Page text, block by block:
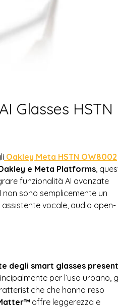
Glasses HSTN
Oakley Meta HSTN OW8002
e Meta Platforms ,
funzionalità AI avanzate
sono semplicemente un
vocale, audio open-
degli smart glasses
per l’uso urbano,
che hanno reso
offre leggerezza e